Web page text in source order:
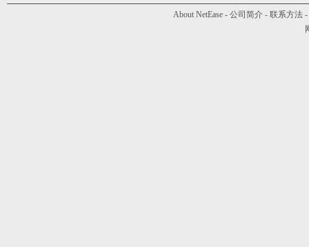
About NetEase - 公司简介 - 联系方法 -